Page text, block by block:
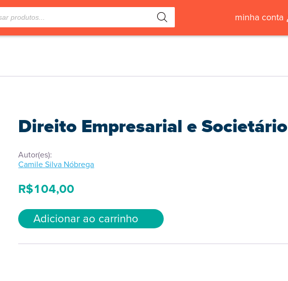
minha conta
Direito Empresarial e Societário
Autor(es):
Camile Silva Nóbrega
R$104,00
Adicionar ao carrinho